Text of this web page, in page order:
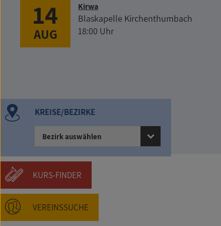
KREISE/BEZIRKE
Bezirk auswählen
KURS-FINDER
VEREINSSUCHE
14
AUG
Kirwa
Blaskapelle Kirchenthumbach
18:00 Uhr